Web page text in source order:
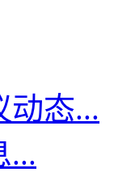
动态...
...